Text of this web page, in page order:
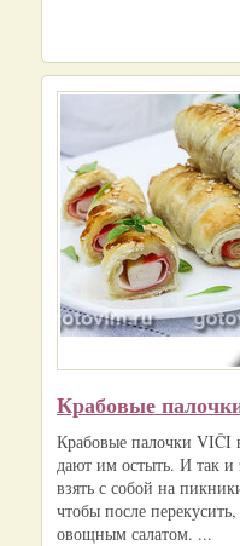
Крабовые
Крабовые палочки VIČI
дают им остыть. И так и
взять с собой на
чтобы после
овощным салатом. ...